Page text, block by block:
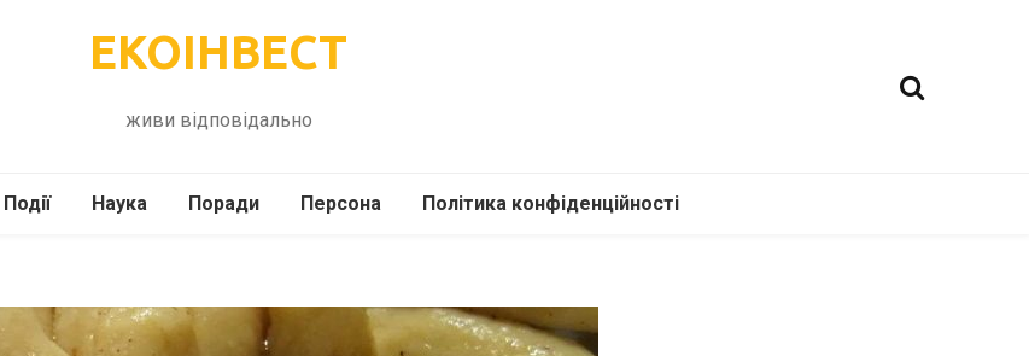
ЕКОІНВЕСТ
живи відповідально
Події
Інше
Наука
Психологія
Поради
Здоров’я
Персона Політика конфіденційності